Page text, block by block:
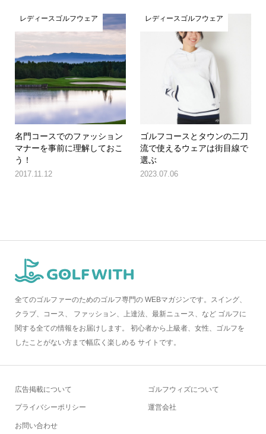
レディースゴルフウェア
名門コースでのファッション
マナーを事前に理解しておこ
う！
2017.11.12
レディースゴルフウェア
ゴルフコースとタウンの二刀
流で使えるウェアは街目線で
選ぶ
2023.07.06
全てのゴルファーのためのゴルフ専門の WEBマガジンです。スイング、
クラブ、コース、 ファッション、上達法、最新ニュース、など ゴルフに
関する全ての情報をお届けします。 初心者から上級者、女性、ゴルフを
したことがない方まで幅広く楽しめる サイトです。
広告掲載について
プライバシーポリシー
お問い合わせ
ゴルフウィズについて
運営会社